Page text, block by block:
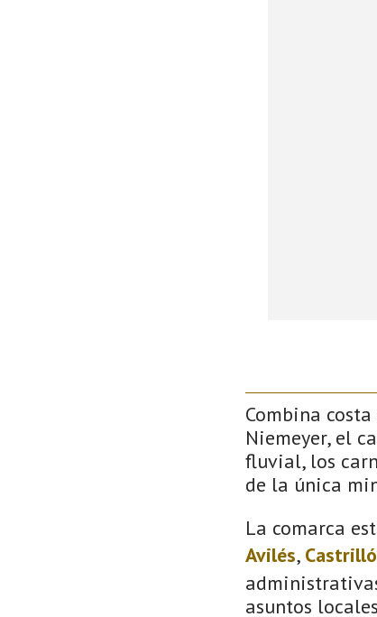
Combina
Niemeyer, el
fluvial, los
de la única
La comarca
Avilés,
asuntos